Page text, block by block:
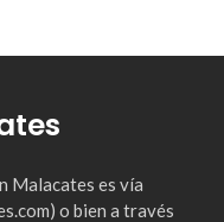
Malacates es vía
o bien a través